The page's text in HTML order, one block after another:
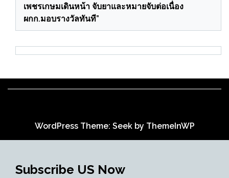
เพชรเกษมเดินหน้า จับยาและหมายจับต่อเนื่อง
ผกก.มอบรางวัลทันที”
WordPress Theme: Seek by ThemeInWP
Subscribe US Now